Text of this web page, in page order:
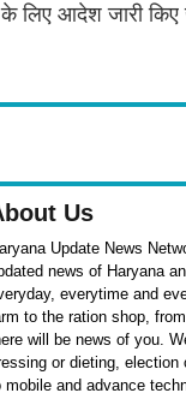
लिए आदेश जारी किए
Us
Update News
news of Haryana
everytime and
to the ration shop,
will be news of you.
or dieting,
mobile and advance